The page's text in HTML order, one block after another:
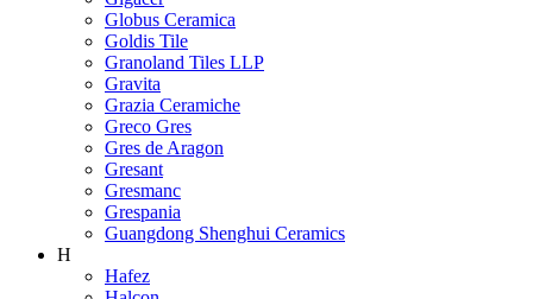
Globus Ceramica
Goldis Tile
Granoland Tiles LLP
Gravita
Grazia Ceramiche
Greco Gres
Gres de Aragon
Gresant
Gresmanc
Grespania
Guangdong Shenghui Ceramics
H
Hafez